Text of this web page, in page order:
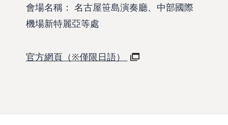
會場名稱： 名古屋笹島演奏廳、中部國際
機場新特麗亞等處
官方網頁（※僅限日語）